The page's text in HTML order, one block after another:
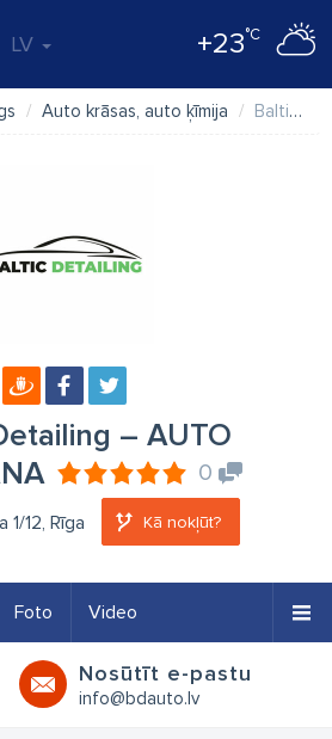
LV +23°C
Auto krāsas, auto ķīmija Baltic Detailing – AUTO PULĒŠANA
– AUTO
0
1/12, Rīga Kā nokļūt?
Foto Video
Nosūtīt e-pastu
info@bdauto.lv